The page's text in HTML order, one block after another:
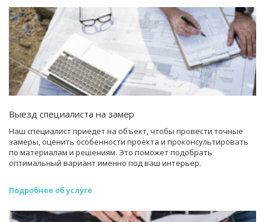
Выезд специалиста на замер
Наш специалист приедет на объект, чтобы провести точные
замеры, оценить особенности проекта и проконсультировать
по материалам и решениям. Это поможет подобрать
оптимальный вариант именно под ваш интерьер.
Подробнее об услуге